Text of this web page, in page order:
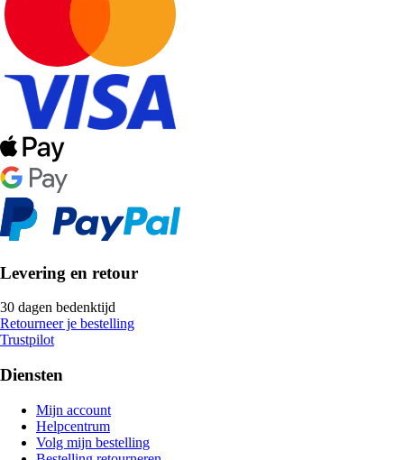
Levering en retour
30 dagen bedenktijd
Retourneer je bestelling
Trustpilot
Diensten
Mijn account
Helpcentrum
Volg mijn bestelling